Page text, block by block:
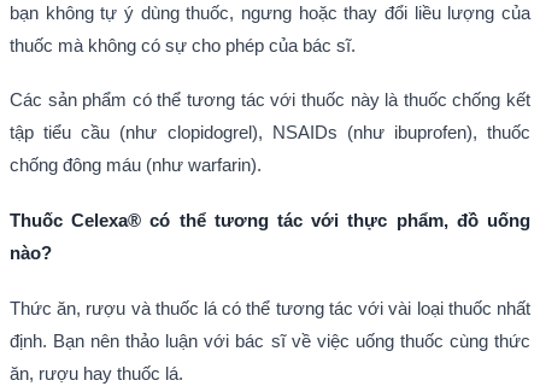
bạn không tự ý dùng thuốc, ngưng hoặc thay đổi liều lượng của
thuốc mà không có sự cho phép của bác sĩ.
Các sản phẩm có thể tương tác với thuốc này là thuốc chống kết
tập tiểu cầu (như clopidogrel), NSAIDs (như ibuprofen), thuốc
chống đông máu (như warfarin).
Thuốc Celexa® có thể tương tác với thực phẩm, đồ uống
nào?
Thức ăn, rượu và thuốc lá có thể tương tác với vài loại thuốc nhất
định. Bạn nên thảo luận với bác sĩ về việc uống thuốc cùng thức
ăn, rượu hay thuốc lá.